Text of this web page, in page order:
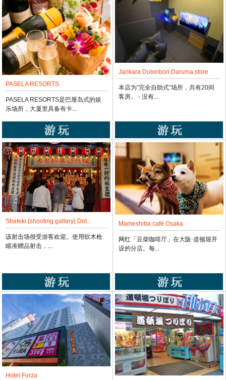
PASELA RESORTS
PASELA RESORTS是巴厘岛式的娱
乐场所，大厦里具备有卡...
Jankara Dotonbori Daruma store
本店为“完全自助式”场所，共有20间
客房。 - 没有...
Shateki (shooting gallery) Dot...
该射击场很受游客欢迎。使用软木枪
瞄准赠品射击，...
Mameshiba café Osaka
网红「豆柴咖啡厅」在大阪·道顿堀开
设的分店。每...
Hotel Forza